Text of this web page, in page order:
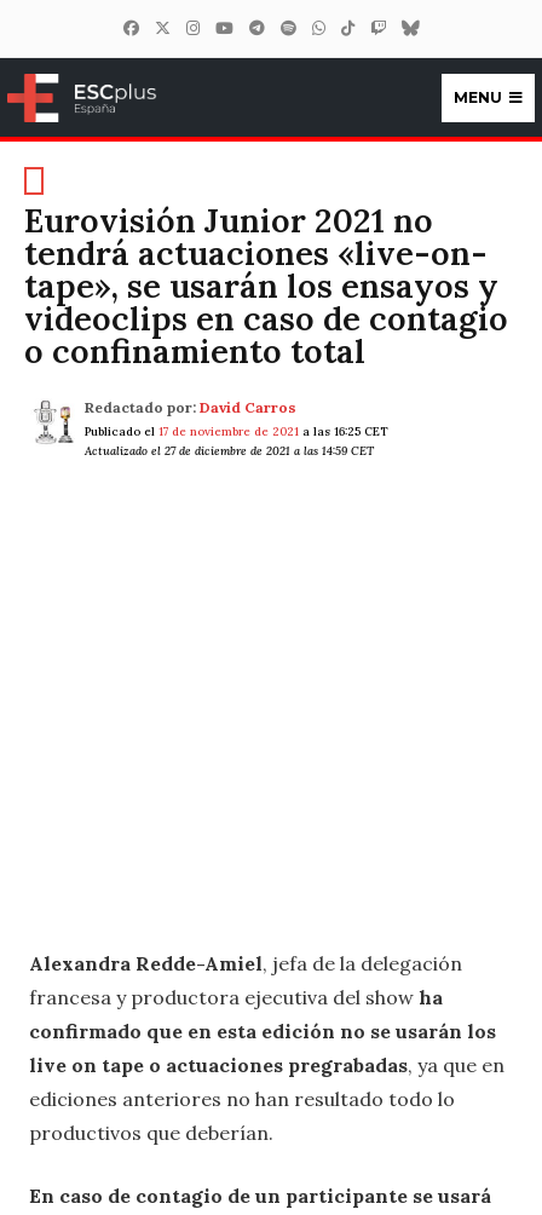
ESCplus España
MENU
Eurovisión Junior 2021 no
tendrá actuaciones «live-on-
tape», se usarán los ensayos y
videoclips en caso de contagio
o confinamiento total
Redactado por: David Carros
Publicado el 17 de noviembre de 2021 a las 16:25 CET
Actualizado el 27 de diciembre de 2021 a las 14:59 CET
Alexandra Redde-Amiel, jefa de la delegación
francesa y productora ejecutiva del show ha
confirmado que en esta edición no se usarán los
live on tape o actuaciones pregrabadas, ya que en
ediciones anteriores no han resultado todo lo
productivos que deberían.
En caso de contagio de un participante se usará